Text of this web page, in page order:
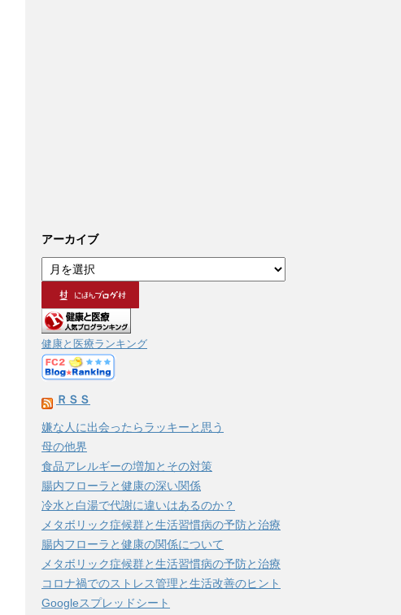
アーカイブ
ー
カ
イ
ブ
健康と医療ランキング
ＲＳＳ
嫌な人に出会ったらラッキーと思う
母の他界
食品アレルギーの増加とその対策
腸内フローラと健康の深い関係
冷水と白湯で代謝に違いはあるのか？
メタボリック症候群と生活習慣病の予防と治療
腸内フローラと健康の関係について
メタボリック症候群と生活習慣病の予防と治療
コロナ禍でのストレス管理と生活改善のヒント
Googleスプレッドシート